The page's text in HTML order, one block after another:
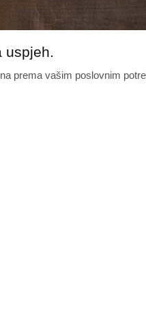
uspjeh.
prema vašim poslovnim